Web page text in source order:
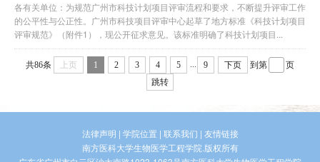
各有关单位：为规范广州市科技计划项目评审流程和要求，不断提升评审工作
的公平性与公正性。广州市科技项目评审中心起草了地方标准《科技计划项目
评审规范》（附件1），现公开征求意见。该标准明确了科技计划项目...
共86条 上页 1 2 3 4 5 ... 9 下页 到第
页
跳转
法律声明 | 学院位置 | 联系我们 | 友情链接
南方医科大学生物医学工程学院.版权所有